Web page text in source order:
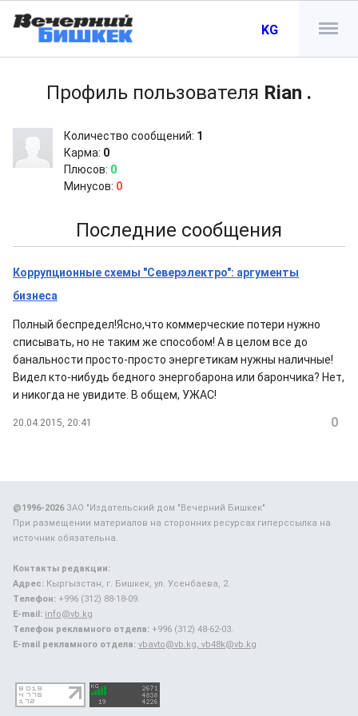
KG
Профиль пользователя Rian .
Количество сообщений: 1
Карма: 0
Плюсов: 0
Минусов: 0
Последние сообщения
Коррупционные схемы "Северэлектро": аргументы
бизнеса
Полный беспредел!Ясно,что коммерческие потери нужно
списывать, но не таким же способом! А в целом все до
банальности просто-просто энергетикам нужны наличные!
Видел кто-нибудь бедного энергобарона или барончика? Нет,
и никогда не увидите. В общем, УЖАС!
20.04.2015, 20:41 0
@1996-2026ЗАО "Издательский дом "Вечерний Бишкек"
При размещении материалов на сторонних ресурсах гиперссылка на
источник обязательна.
Контакты редакции:
Адрес: Кыргызстан, г. Бишкек, ул. Усенбаева, 2.
Телефон: +996 (312) 88-18-09.
E-mail: info@vb.kg
Телефон рекламного отдела: +996 (312) 48-62-03.
E-mail рекламного отдела: vbavto@vb.kg, vb48k@vb.kg